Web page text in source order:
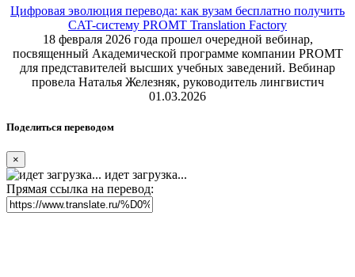
Цифровая эволюция перевода: как вузам бесплатно получить
CAT-систему PROMT Translation Factory
18 февраля 2026 года прошел очередной вебинар,
посвященный Академической программе компании PROMT
для представителей высших учебных заведений. Вебинар
провела Наталья Железняк, руководитель лингвистич
01.03.2026
Поделиться переводом
×
идет загрузка...
Прямая ссылка на перевод: